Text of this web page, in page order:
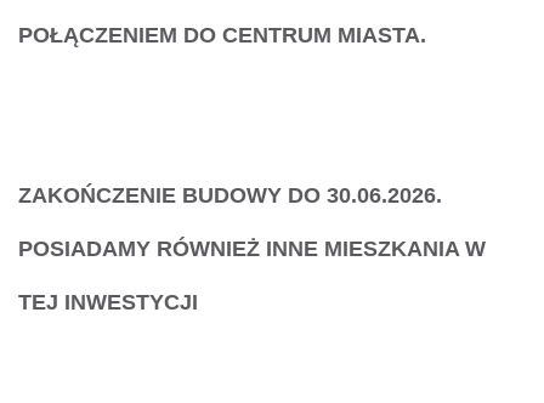
POŁĄCZENIEM DO CENTRUM MIASTA.
ZAKOŃCZENIE BUDOWY DO 30.06.2026.
POSIADAMY RÓWNIEŻ INNE MIESZKANIA W
TEJ INWESTYCJI